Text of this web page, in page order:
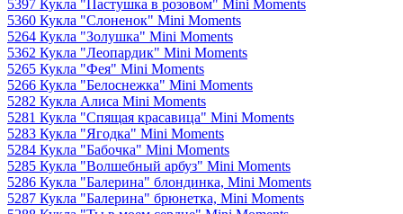
5397 Кукла "Пастушка в розовом" Mini Moments
5360 Кукла "Слоненок" Mini Moments
5264 Кукла "Золушка" Mini Moments
5362 Кукла "Леопардик" Mini Moments
5265 Кукла "Фея" Mini Moments
5266 Кукла "Белоснежка" Mini Moments
5282 Кукла Алиса Mini Moments
5281 Кукла "Спящая красавица" Mini Moments
5283 Кукла "Ягодка" Mini Moments
5284 Кукла "Бабочка" Mini Moments
5285 Кукла "Волшебный арбуз" Mini Moments
5286 Кукла "Балерина" блондинка, Mini Moments
5287 Кукла "Балерина" брюнетка, Mini Moments